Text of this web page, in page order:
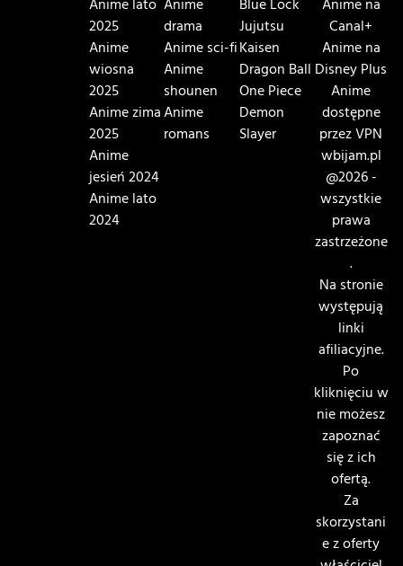
Anime lato
2025
Anime
wiosna
2025
Anime zima
2025
Anime
jesień 2024
Anime lato
2024
Anime
drama
Anime sci-fi
Anime
shounen
Anime
romans
Blue Lock
Jujutsu
Kaisen
Dragon Ball
One Piece
Demon
Slayer
Anime na
Canal+
Anime na
Disney Plus
Anime
dostępne
przez VPN
wbijam.pl
@2026 -
wszystkie
prawa
zastrzeżone
.
Na stronie
występują
linki
afiliacyjne.
Po
kliknięciu w
nie możesz
zapoznać
się z ich
ofertą.
Za
skorzystani
e z oferty